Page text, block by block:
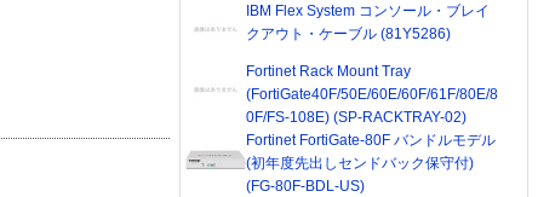
IBM Flex System コンソール・ブレイ
クアウト・ケーブル (81Y5286)
Fortinet Rack Mount Tray
(FortiGate40F/50E/60E/60F/61F/80E/8
0F/FS-108E) (SP-RACKTRAY-02)
Fortinet FortiGate-80F バンドルモデル
(初年度先出しセンドバック保守付)
(FG-80F-BDL-US)